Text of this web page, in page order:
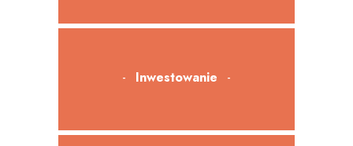
Inwestowanie